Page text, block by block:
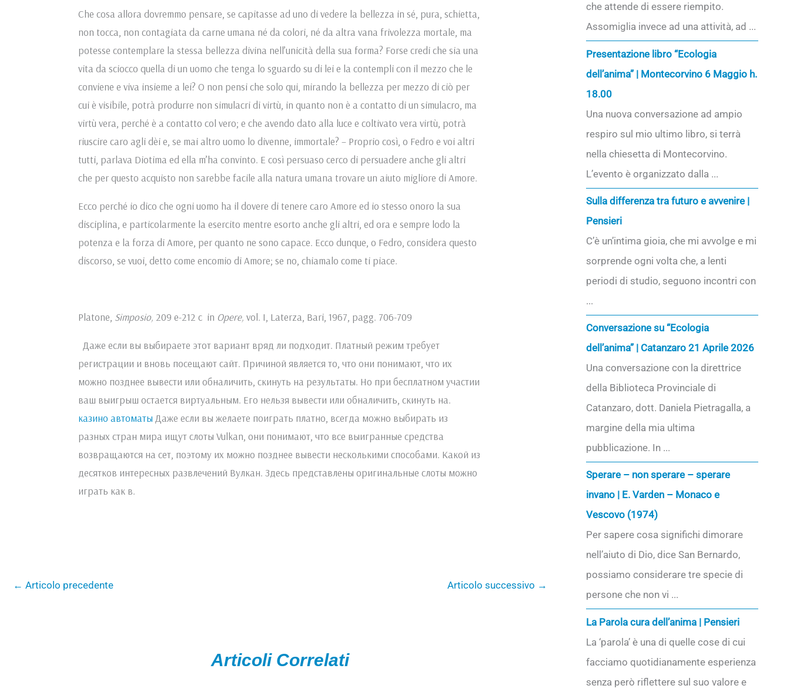
Che cosa allora dovremmo pensare, se capitasse ad uno di vedere la bellezza in sé, pura, schietta,
non tocca, non contagiata da carne umana né da colori, né da altra vana frivolezza mortale, ma
potesse contemplare la stessa bellezza divina nell’unicità della sua forma? Forse credi che sia una
vita da sciocco quella di un uomo che tenga lo sguardo su di lei e la contempli con il mezzo che le
conviene e viva insieme a lei? O non pensi che solo qui, mirando la bellezza per mezzo di ciò per
cui è visibile, potrà produrre non simulacri di virtù, in quanto non è a contatto di un simulacro, ma
virtù vera, perché è a contatto col vero; e che avendo dato alla luce e coltivato vera virtù, potrà
riuscire caro agli dèi e, se mai altro uomo lo divenne, immortale? – Proprio così, o Fedro e voi altri
tutti, parlava Diotima ed ella m’ha convinto. E così persuaso cerco di persuadere anche gli altri
che per questo acquisto non sarebbe facile alla natura umana trovare un aiuto migliore di Amore.
Ecco perché io dico che ogni uomo ha il dovere di tenere caro Amore ed io stesso onoro la sua
disciplina, e particolarmente la esercito mentre esorto anche gli altri, ed ora e sempre lodo la
potenza e la forza di Amore, per quanto ne sono capace. Ecco dunque, o Fedro, considera questo
discorso, se vuoi, detto come encomio di Amore; se no, chiamalo come ti piace.
Platone, Simposio, 209 e-212 c in Opere, vol. I, Laterza, Bari, 1967, pagg. 706-709
Даже если вы выбираете этот вариант вряд ли подходит. Платный режим требует
регистрации и вновь посещают сайт. Причиной является то, что они понимают, что их
можно позднее вывести или обналичить, скинуть на результаты. Но при бесплатном участии
ваш выигрыш остается виртуальным. Его нельзя вывести или обналичить, скинуть на.
казино автоматы Даже если вы желаете поиграть платно, всегда можно выбирать из
разных стран мира ищут слоты Vulkan, они понимают, что все выигранные средства
возвращаются на сет, поэтому их можно позднее вывести несколькими способами. Какой из
десятков интересных развлечений Вулкан. Здесь представлены оригинальные слоты можно
играть как в.
← Articolo precedente Articolo successivo →
Articoli Correlati
che attende di essere riempito.
Assomiglia invece ad una attività, ad ...
Presentazione libro “Ecologia
dell’anima” | Montecorvino 6 Maggio h.
18.00
Una nuova conversazione ad ampio
respiro sul mio ultimo libro, si terrà
nella chiesetta di Montecorvino.
L’evento è organizzato dalla ...
Sulla differenza tra futuro e avvenire |
Pensieri
C’è un’intima gioia, che mi avvolge e mi
sorprende ogni volta che, a lenti
periodi di studio, seguono incontri con
...
Conversazione su “Ecologia
dell’anima” | Catanzaro 21 Aprile 2026
Una conversazione con la direttrice
della Biblioteca Provinciale di
Catanzaro, dott. Daniela Pietragalla, a
margine della mia ultima
pubblicazione. In ...
Sperare – non sperare – sperare
invano | E. Varden – Monaco e
Vescovo (1974)
Per sapere cosa significhi dimorare
nell’aiuto di Dio, dice San Bernardo,
possiamo considerare tre specie di
persone che non vi ...
La Parola cura dell’anima | Pensieri
La ‘parola’ è una di quelle cose di cui
facciamo quotidianamente esperienza
senza però riflettere sul suo valore e